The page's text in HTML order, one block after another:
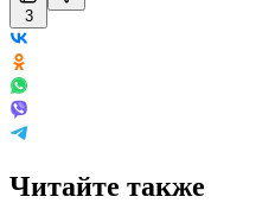
3
Читайте также